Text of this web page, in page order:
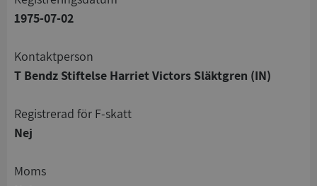
1975-07-02
Kontaktperson
T Bendz Stiftelse Harriet Victors Släktgren (IN)
registrerad för F-skatt
Nej
Moms